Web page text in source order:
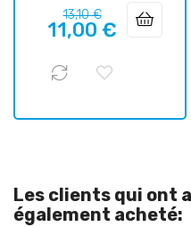
Prix
habituel
13,10 €Prix
11,00 €
Les clients qui ont
également acheté: